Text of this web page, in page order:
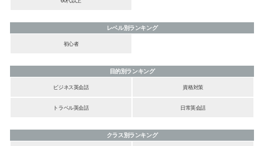
レベル別ランキング
初心者
目的別ランキング
ビジネス英会話
資格対策
トラベル英会話 日常英会話
クラス別ランキング